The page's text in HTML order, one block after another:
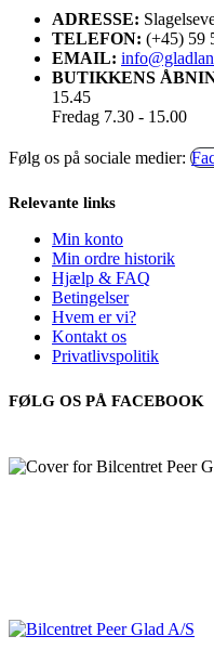
ADRESSE:
TELEFON: (+45) 59
EMAIL:
BUTIKKENS
15.45
Fredag 7.30 - 15.00
Følg os på sociale medier:
Relevante links
Min konto
Min ordre historik
Hjælp & FAQ
Betingelser
Hvem er vi?
Kontakt os
Privatlivspolitik
FØLG OS PÅ FACEBOOK